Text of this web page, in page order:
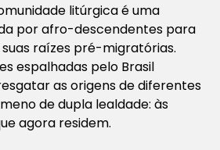
litúrgica é uma
por afro-descendentes para
raízes pré-migratórias.
espalhadas pelo Brasil
as origens de diferentes
de dupla lealdade: às
agora residem.